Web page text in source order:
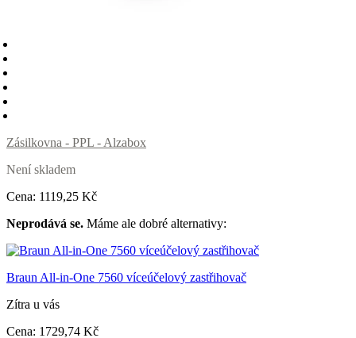
Zásilkovna - PPL - Alzabox
Není skladem
Cena: 1119,25 Kč
Neprodává se. Máme ale dobré alternativy:
Braun All-in-One 7560 víceúčelový zastřihovač
Zítra u vás
Cena: 1729,74 Kč